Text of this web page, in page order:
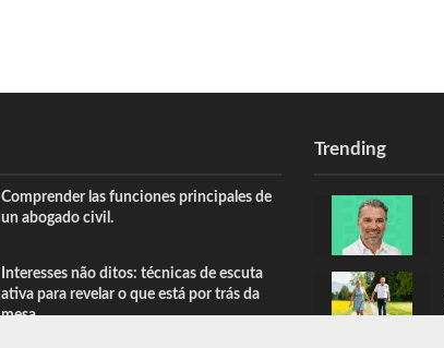
Comprender las funciones principales de
un abogado civil.
Interesses não ditos: técnicas de escuta
ativa para revelar o que está por trás da
mesa
Trending